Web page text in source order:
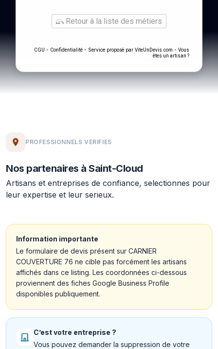
Retour à la liste des métiers
CGU - Confidentialité - Service proposé par ViteUnDevis.com - Vous
êtes un artisan ?
PROFESSIONNELS VERIFIES
Nos partenaires à Saint-Cloud
Artisans et entreprises de confiance, selectionnes pour
leur expertise et leur serieux.
Information importante
Le formulaire de devis présent sur CARNIER
COUVERTURE 76 ne cible pas forcément les artisans
affichés dans ce listing. Les coordonnées ci-dessous
proviennent des fiches Google Business Profile
disponibles publiquement.
C’est votre entreprise ?
Vous pouvez demander la suppression de votre